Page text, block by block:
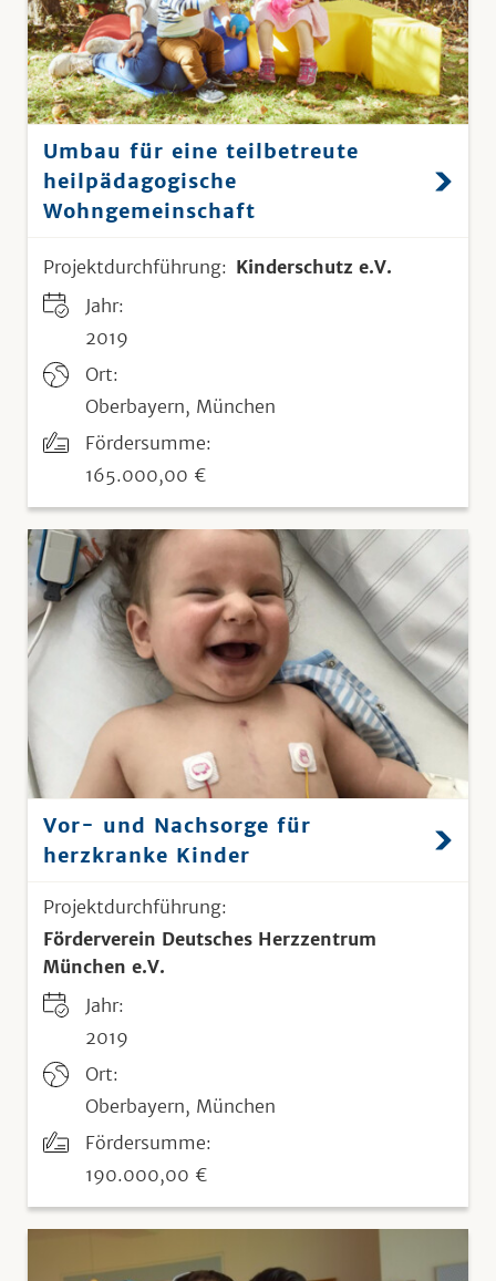
Umbau für eine teilbetreute
heilpädagogische
Wohngemeinschaft
Projektdurchführung: Kinderschutz e.V.
Jahr:
2019
Ort:
Oberbayern, München
Fördersumme:
165.000,00 €
Vor- und Nachsorge für
herzkranke Kinder
Projektdurchführung:
Förderverein Deutsches Herzzentrum
München e.V.
Jahr:
2019
Ort:
Oberbayern, München
Fördersumme:
190.000,00 €